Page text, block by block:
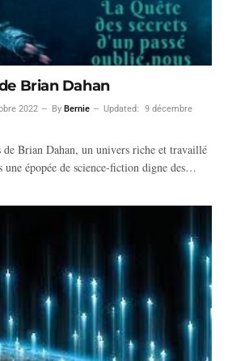
Brian Dahan
2022 By Bernie Updated:
9 décembre
de Brian Dahan, un univers riche et travaillé
une épopée de science-fiction digne des…